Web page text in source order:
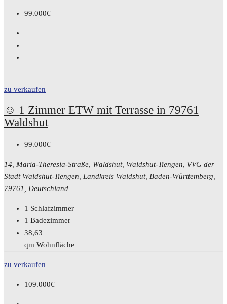
99.000€
zu verkaufen
☺️ 1 Zimmer ETW mit Terrasse in 79761
Waldshut
99.000€
14, Maria-Theresia-Straße, Waldshut, Waldshut-Tiengen, VVG der
Stadt Waldshut-Tiengen, Landkreis Waldshut, Baden-Württemberg,
79761, Deutschland
1 Schlafzimmer
1 Badezimmer
38,63
qm Wohnfläche
zu verkaufen
109.000€